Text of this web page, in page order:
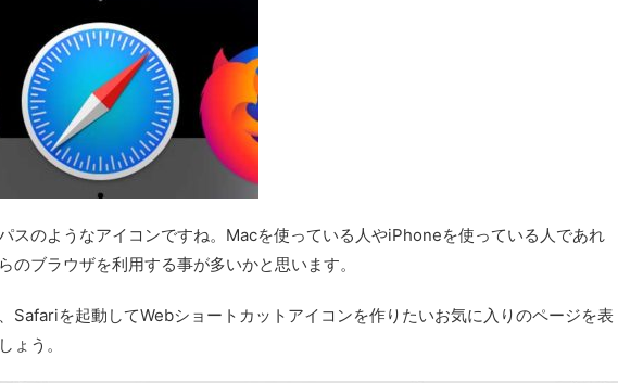
スのようなアイコンですね。Macを使っている人やiPhoneを使っている人であれ
のブラウザを利用する事が多いかと思います。
Safariを起動してWebショートカットアイコンを作りたいお気に入りのページを表
ょう。